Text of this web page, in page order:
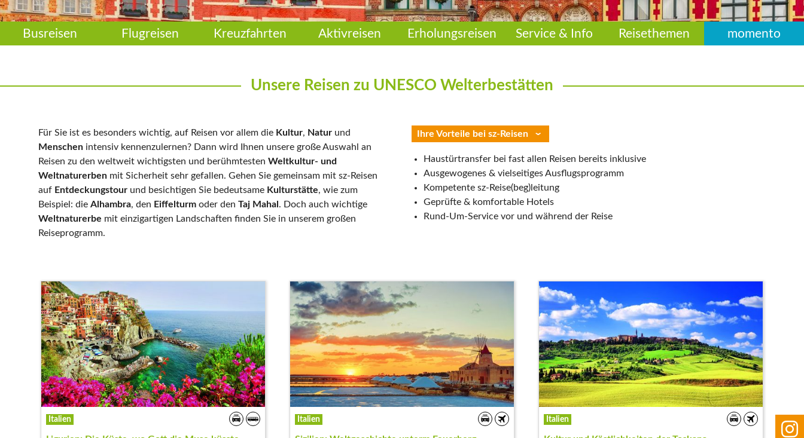
Busreisen Flugreisen Kreuzfahrten Aktivreisen Erholungsreisen Service & Info Reisethemen momento
Unsere Reisen zu UNESCO Welterbestätten
Für Sie ist es besonders wichtig, auf Reisen vor allem die Kultur, Natur und
Menschen intensiv kennenzulernen? Dann wird Ihnen unsere große Auswahl an
Reisen zu den weltweit wichtigsten und berühmtesten Weltkultur- und
Weltnaturerben mit Sicherheit sehr gefallen. Gehen Sie gemeinsam mit sz-Reisen
auf Entdeckungstour und besichtigen Sie bedeutsame Kulturstätte, wie zum
Beispiel: die Alhambra, den Eiffelturm oder den Taj Mahal . Doch auch wichtige
Weltnaturerbe mit einzigartigen Landschaften finden Sie in unserem großen
Reiseprogramm.
Ihre Vorteile bei sz-Reisen
Haustürtransfer bei fast allen Reisen bereits inklusive
Ausgewogenes & vielseitiges Ausflugsprogramm
Kompetente sz-Reise(beg)leitung
Geprüfte & komfortable Hotels
Rund-Um-Service vor und während der Reise
Italien Italien Italien